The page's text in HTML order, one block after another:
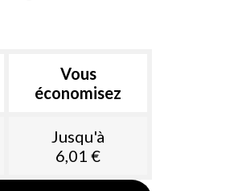
Vous
économisez
Jusqu'à
6,01 €